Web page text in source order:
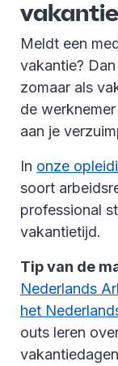
Meldt een
vakantie?
zomaar als
de
aan je
In onze
soort
professional
vakantietijd.
Tip van de
Nederlands
het
outs leren